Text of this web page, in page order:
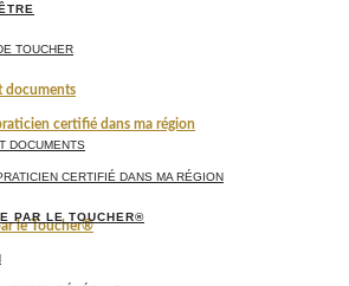
documents
certifié dans ma région
le Toucher®
TOUCHER
DOCUMENTS
CERTIFIÉ DANS MA RÉGION
PAR LE TOUCHER®